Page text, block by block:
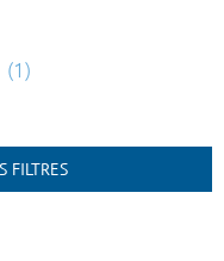
(1)
FILTRES